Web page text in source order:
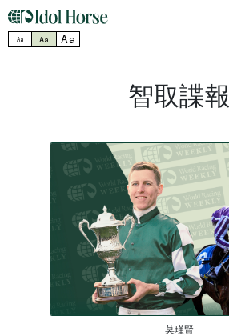
Aa Aa Aa
智取諜報
莫瑾賢